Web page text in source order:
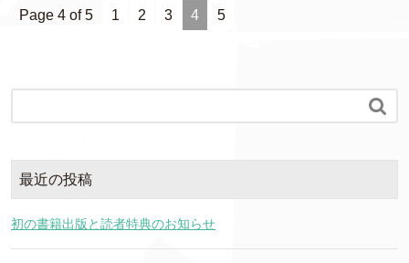
Page 4 of 5 1 2 3 4 5

最近の投稿
初の書籍出版と読者特典のお知らせ